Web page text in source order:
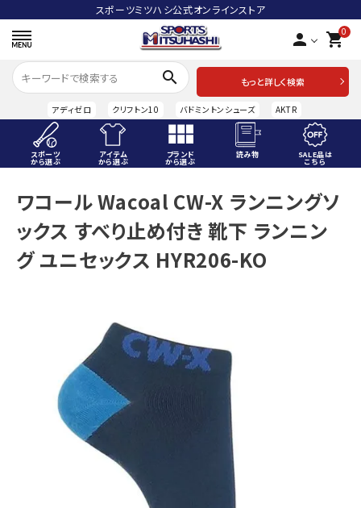
スポーツミツハシ公式オンラインストア
person 0
shopping_cart
search
もっと詳しく検索
アディゼロ クリフトン10 バドミントンシューズ AKTR
スポーツ
から選ぶ
アイテム
から選ぶ
ブランド
から選ぶ
読み物 SALE品は
こちら
ようこそ ゲスト 様
meeting_room person 会員登録
ブランドから選ぶ
SALE品はこちら
INFORMATIOM
ワコール Wacoal CW-X ランニングソ
ックス すべり止め付き 靴下 ランニン
グ ユニセックス HYR206-KO